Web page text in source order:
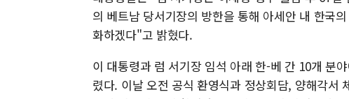
의 베트남 당서기장의 방한을 통해 아세안 내 한국
화하겠다"고 밝혔다.
이 대통령과 럼 서기장 임석 아래 한-베 간 10개 분
렸다. 이날 오전 공식 환영식과 정상회담, 양해각서